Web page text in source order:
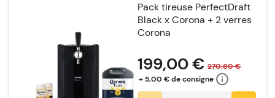
Pack tireuse PerfectDraft
Black x Corona + 2 verres
Corona
199,00 € 270,80 €
+ 5,00 € de consigne